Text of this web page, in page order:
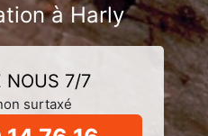
à Harly
NOUS 7/7
surtaxé